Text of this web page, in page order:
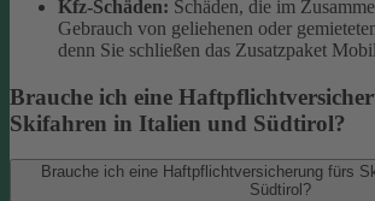
Kfz-Schäden: Schäden, die im
Gebrauch von geliehenen oder
denn Sie schließen das Zusatzpaket
Brauche ich eine
Skifahren in Italien und Südtirol?
Brauche ich eine Haftpflichtversicherung fürs
Südtirol?